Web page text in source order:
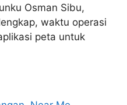
Osman Sibu,
waktu operasi
peta untuk